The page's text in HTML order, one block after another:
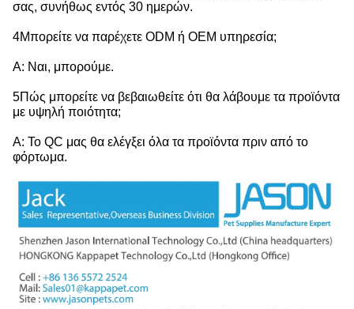
σας, συνήθως εντός 30 ημερών.
4Μπορείτε να παρέχετε ODM ή OEM υπηρεσία;
Α: Ναι, μπορούμε.
5Πώς μπορείτε να βεβαιωθείτε ότι θα λάβουμε τα προϊόντα
με υψηλή ποιότητα;
Α: Το QC μας θα ελέγξει όλα τα προϊόντα πριν από το
φόρτωμα.